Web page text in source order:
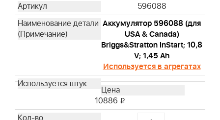
596088
Аккумулятор 596088 (для
USA & Canada)
Briggs&Stratton InStart; 10,8
V; 1,45 Ah
Используется в агрегатах
10886 i